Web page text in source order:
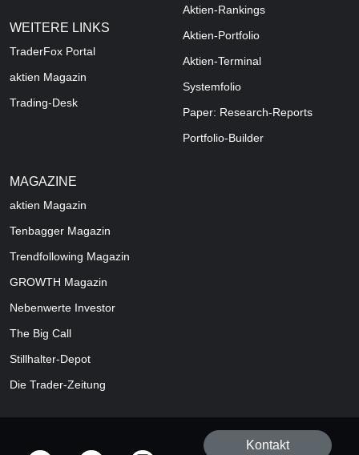
WEITERE LINKS
TraderFox Portal
aktien Magazin
Trading-Desk
Aktien-Rankings
Aktien-Portfolio
Aktien-Terminal
Systemfolio
Paper: Research-Reports
Portfolio-Builder
MAGAZINE
aktien Magazin
Tenbagger Magazin
Trendfollowing Magazin
GROWTH Magazin
Nebenwerte Investor
The Big Call
Stillhalter-Depot
Die Trader-Zeitung
offizielle Social Media-Accounts
Kontakt